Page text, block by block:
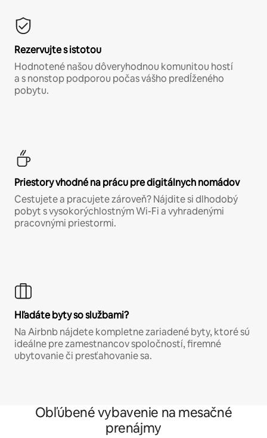
Rezervujte s istotou
Hodnotené našou dôveryhodnou komunitou hostí
a s nonstop podporou počas vášho predĺženého
pobytu.
Priestory vhodné na prácu pre digitálnych nomádov
Cestujete a pracujete zároveň? Nájdite si dlhodobý
pobyt s vysokorýchlostným Wi-Fi a vyhradenými
pracovnými priestormi.
Hľadáte byty so službami?
Na Airbnb nájdete kompletne zariadené byty, ktoré sú
ideálne pre zamestnancov spoločností, firemné
ubytovanie či presťahovanie sa.
Obľúbené vybavenie na mesačné
prenájmy